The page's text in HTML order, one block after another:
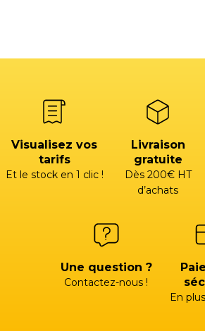
Visualisez vos
tarifs
Et le stock en 1 clic !
Livraison
gratuite
Dès 200€ HT
d’achats
Une question ?
Contactez-nous !
En